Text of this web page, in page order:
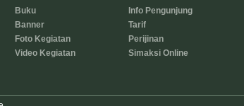
Buku
Banner
Foto Kegiatan
Video Kegiatan
Info Pengunjung
Tarif
Perijinan
Simaksi Online